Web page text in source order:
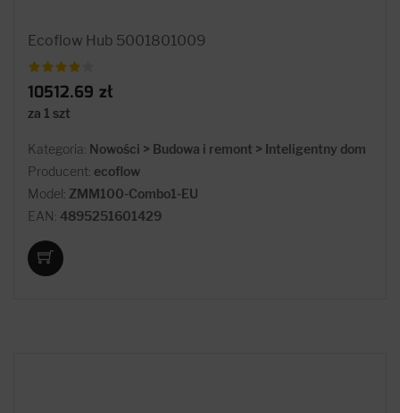
Ecoflow Hub 5001801009
10512.69 zł
za 1 szt
Kategoria: Nowości > Budowa i remont > Inteligentny dom
Producent: ecoflow
Model: ZMM100-Combo1-EU
EAN: 4895251601429